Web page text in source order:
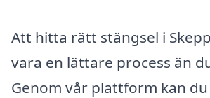
Att hitta rätt stängsel i
vara en lättare process än
Genom vår plattform kan